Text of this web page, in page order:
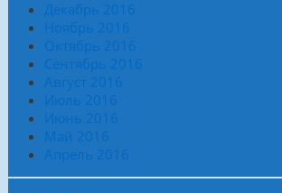
Декабрь 2016
Ноябрь 2016
Октябрь 2016
Сентябрь 2016
Август 2016
Июль 2016
Июнь 2016
Май 2016
Апрель 2016